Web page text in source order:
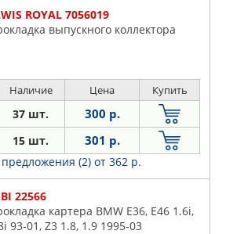
ROYAL 7056019
выпускного коллектора
Наличие Цена Купить
37 шт. 300 р.
15 шт. 301 р.
(2) от 362 р.
22566
картера BMW E36, E46 1.6i,
93-01, Z3 1.8, 1.9 1995-03